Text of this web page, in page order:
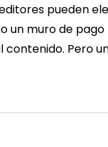
pueden
un muro de
Pero